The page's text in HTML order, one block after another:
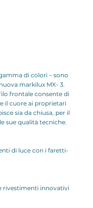
di colori – sono
markilux MX- 3.
frontale consente di
il cuore ai proprietari
sia da chiusa, per il
sue qualità tecniche.
di luce con i faretti-
rivestimenti innovativi